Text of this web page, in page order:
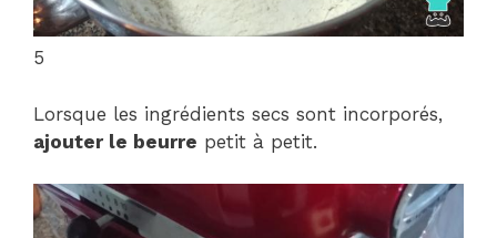
5
Lorsque les ingrédients secs sont incorporés,
ajouter le beurre petit à petit.